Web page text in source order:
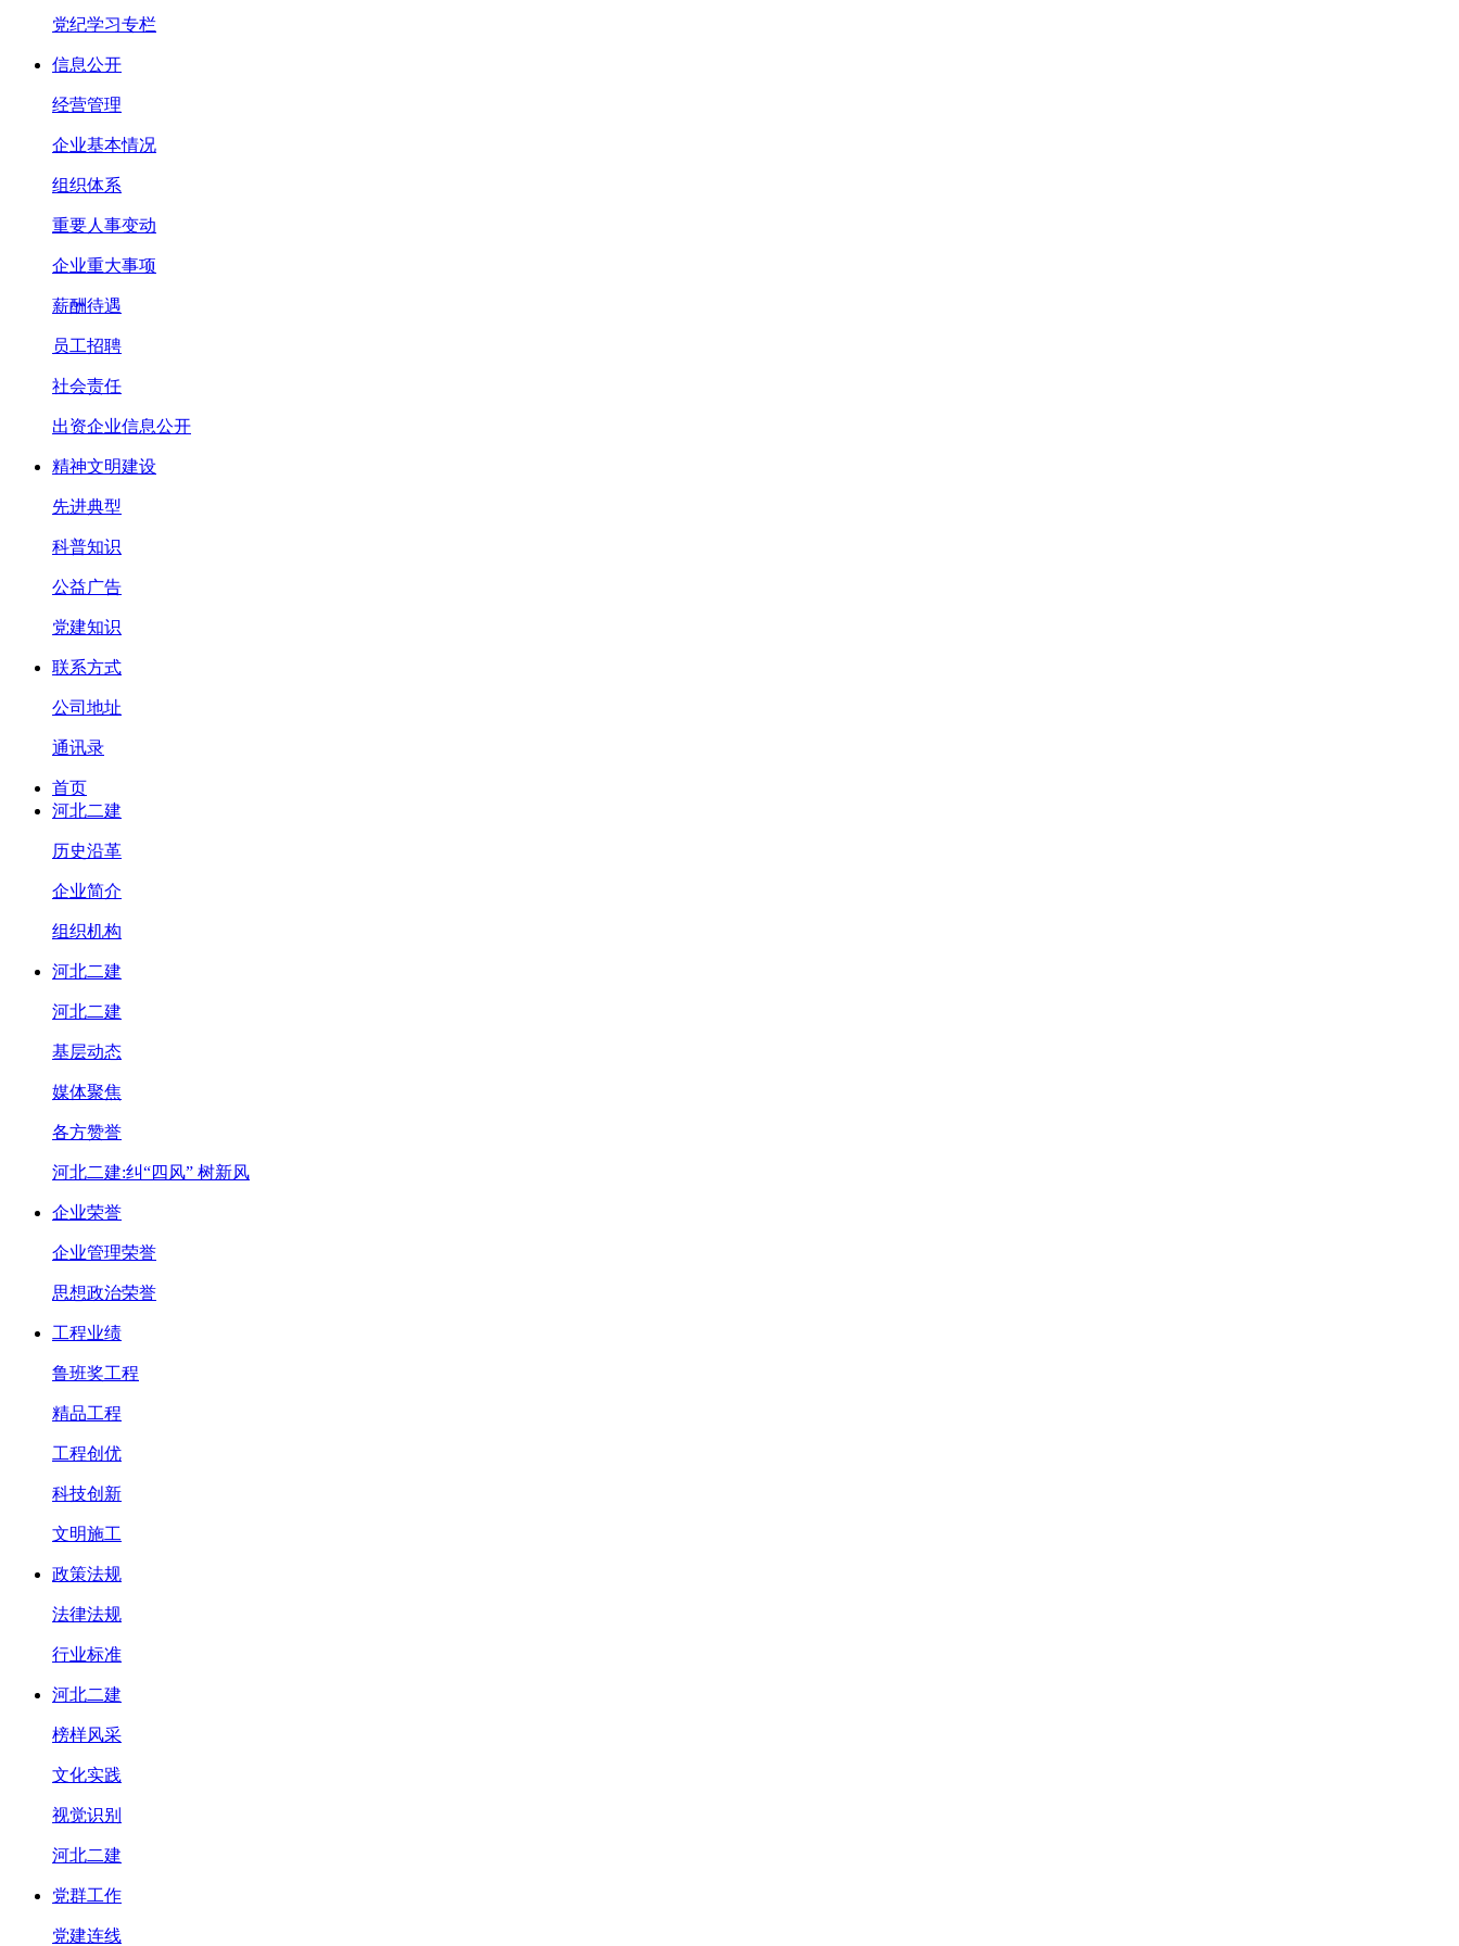
党纪学习专栏
信息公开
经营管理
企业基本情况
组织体系
重要人事变动
企业重大事项
薪酬待遇
员工招聘
社会责任
出资企业信息公开
精神文明建设
先进典型
科普知识
公益广告
党建知识
联系方式
公司地址
通讯录
首页
河北二建
历史沿革
企业简介
组织机构
河北二建
河北二建
基层动态
媒体聚焦
各方赞誉
河北二建:纠“四风” 树新风
企业荣誉
企业管理荣誉
思想政治荣誉
工程业绩
鲁班奖工程
精品工程
工程创优
科技创新
文明施工
政策法规
法律法规
行业标准
河北二建
榜样风采
文化实践
视觉识别
河北二建
党群工作
党建连线